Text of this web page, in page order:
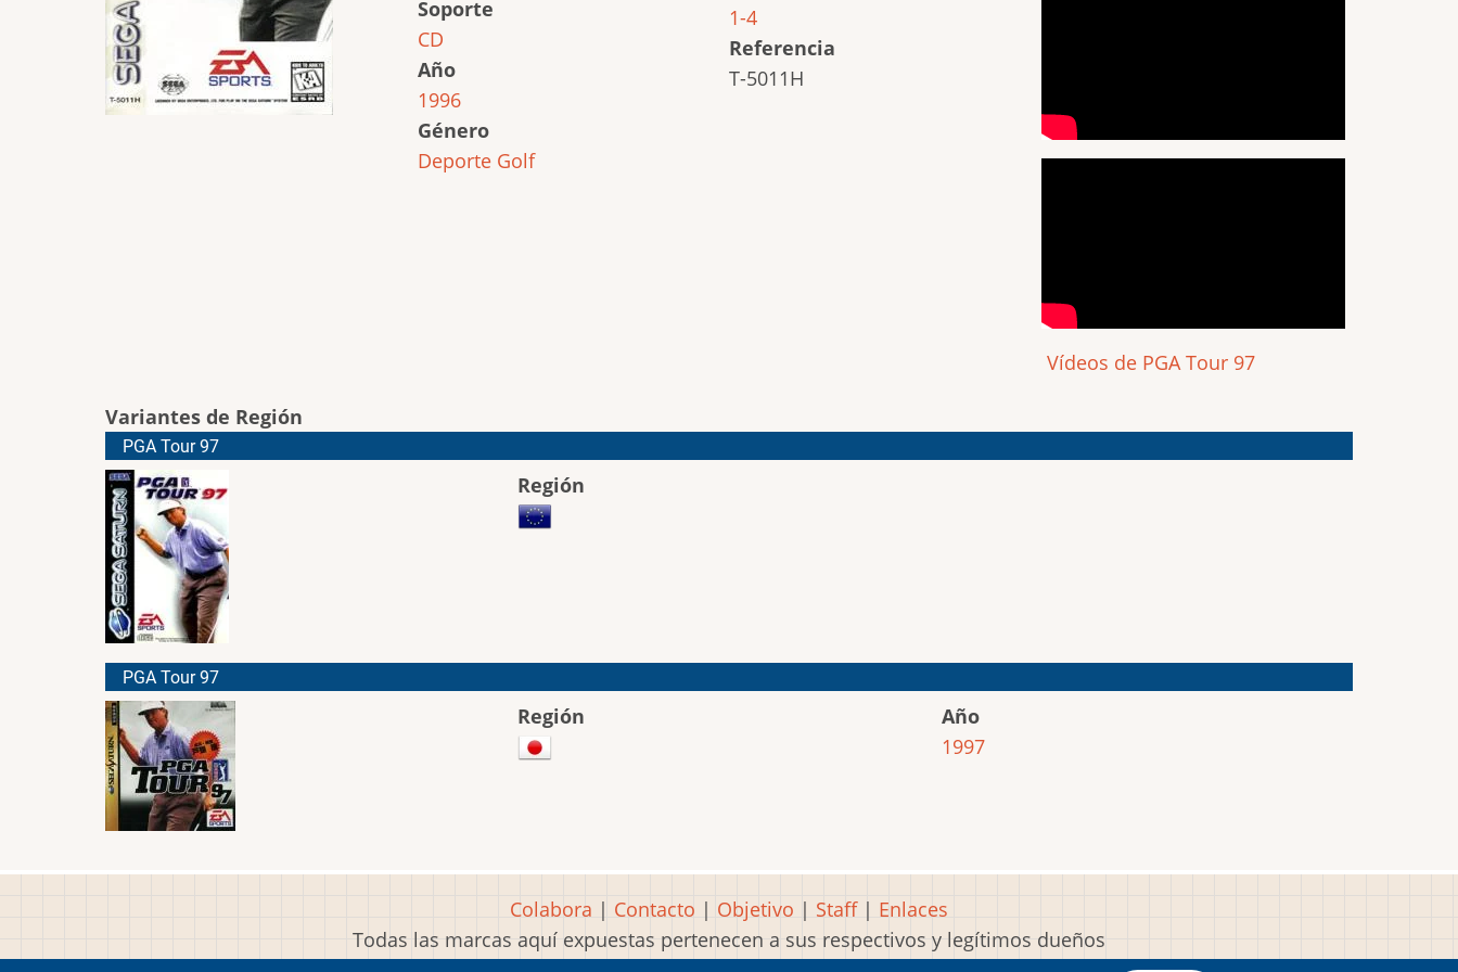
Soporte
CD
Año
1996
Género
Deporte Golf
1-4
Referencia
T-5011H
Vídeos de PGA Tour 97
Variantes de Región
PGA Tour 97
Región
PGA Tour 97
Región
Año
1997
Colabora | Contacto | Objetivo | Staff| Enlaces
Todas las marcas aquí expuestas pertenecen a sus respectivos y legítimos dueños